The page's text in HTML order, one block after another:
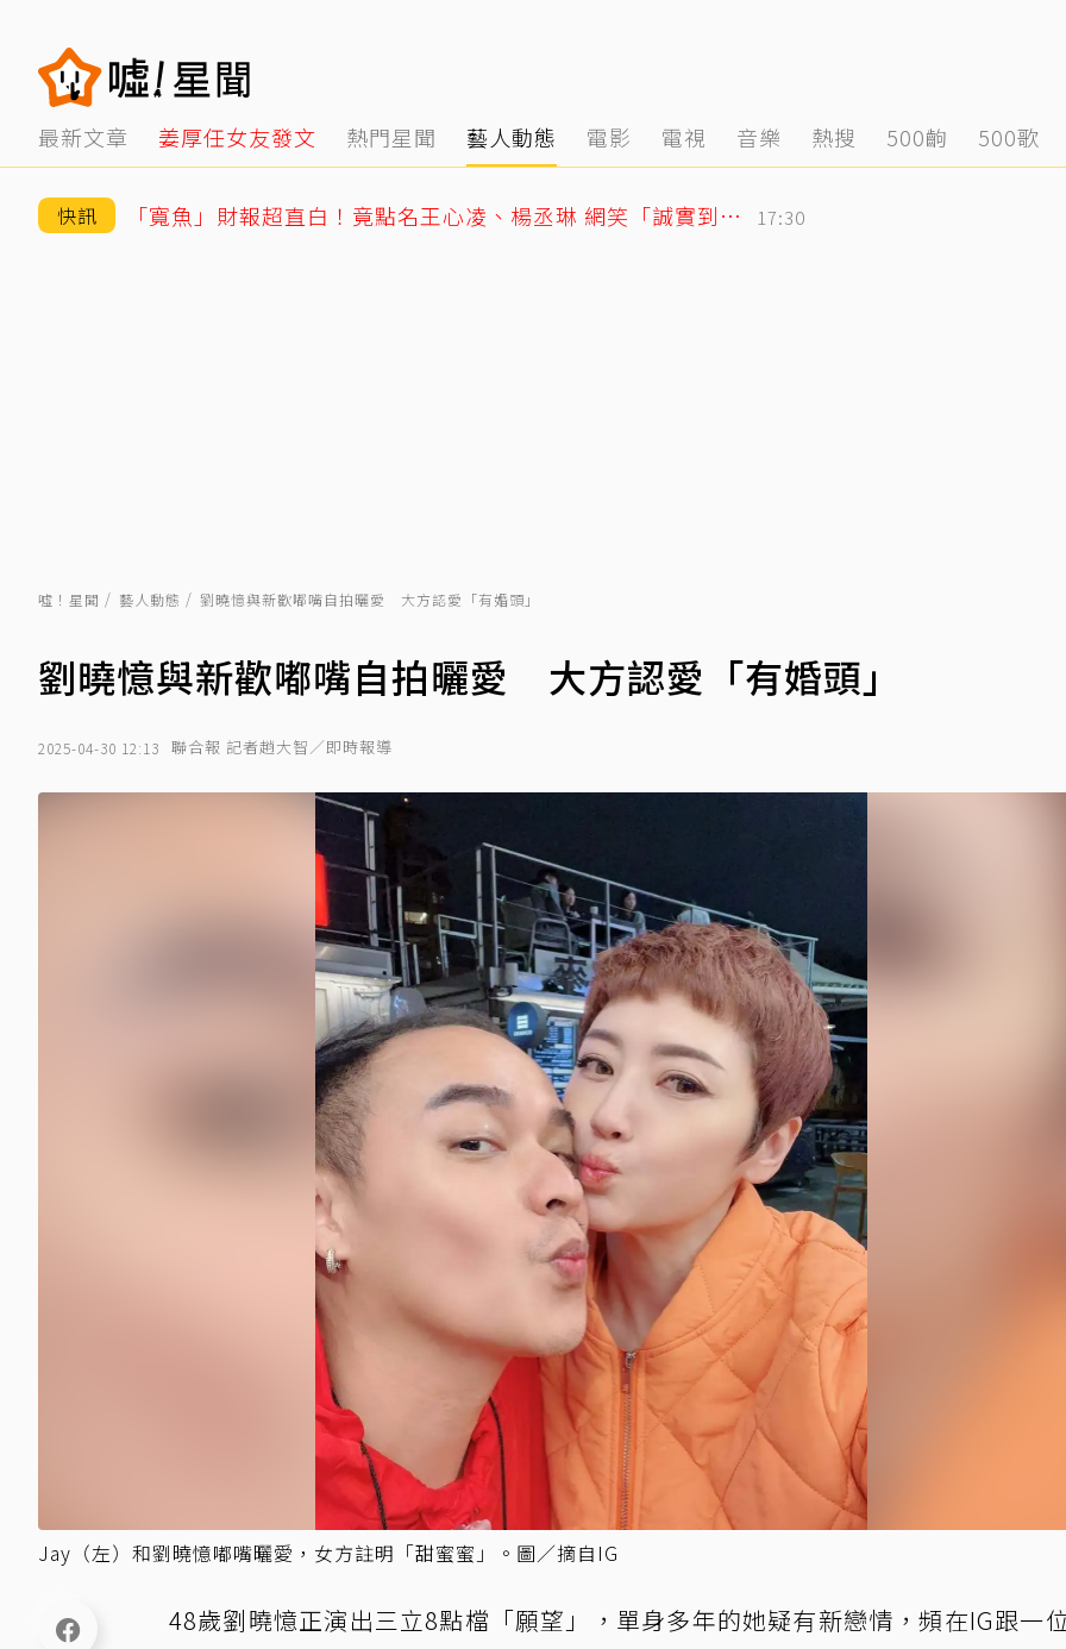
最新文章 姜厚任女友發文 熱門星聞 藝人動態 電影 電視 音樂 熱搜 500齣 500歌
快訊 「寬魚」財報超直白！竟點名王心凌、楊丞琳 網笑「誠實到不行」 17:30
噓！星聞 藝人動態 劉曉憶與新歡嘟嘴自拍曬愛 大方認愛「有婚頭」
劉曉憶與新歡嘟嘴自拍曬愛 大方認愛「有婚頭」
2025-04-30 12:13 聯合報 記者趙大智／即時報導
Jay（左）和劉曉憶嘟嘴曬愛，女方註明「甜蜜蜜」。圖／摘自IG
48歲劉曉憶正演出三立8點檔「願望」，單身多年的她疑有新戀情，頻在IG跟一